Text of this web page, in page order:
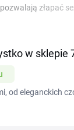
złapać
w sklepie
od eleganckich